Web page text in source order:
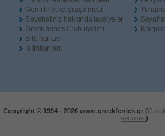
Gemi bilet karşılaştırması
Seyahatiniz hakkında tavsiyeler
Greek ferries Club üyeleri
Site haritası
İş imkanları
Kargo
Copyright © 1994 - 2026 www.greekferries.gr (
services)